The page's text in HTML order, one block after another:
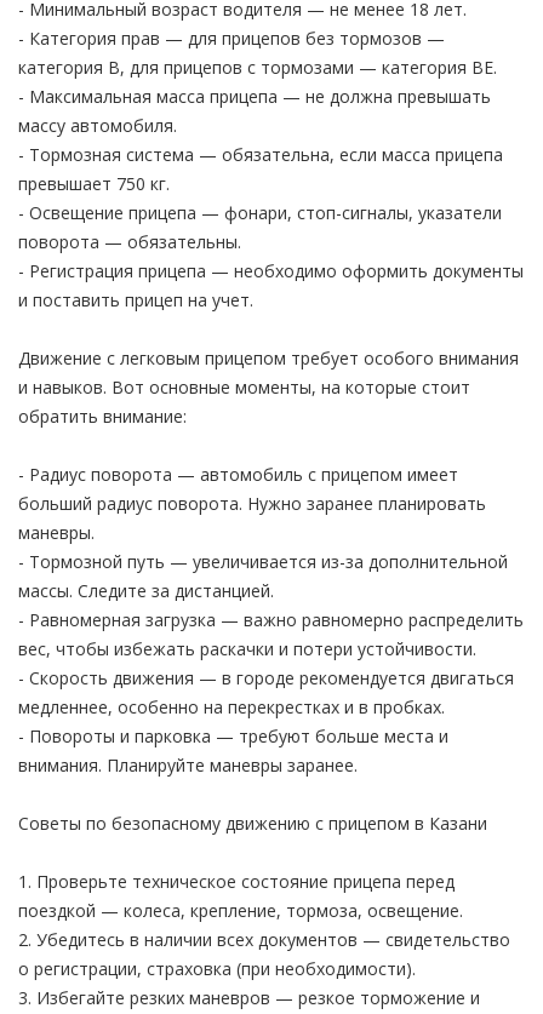
- Минимальный возраст водителя — не менее 18 лет.
- Категория прав — для прицепов без тормозов —
категория B, для прицепов с тормозами — категория BE.
- Максимальная масса прицепа — не должна превышать
массу автомобиля.
- Тормозная система — обязательна, если масса прицепа
превышает 750 кг.
- Освещение прицепа — фонари, стоп-сигналы, указатели
поворота — обязательны.
- Регистрация прицепа — необходимо оформить документы
и поставить прицеп на учет.
Движение с легковым прицепом требует особого внимания
и навыков. Вот основные моменты, на которые стоит
обратить внимание:
- Радиус поворота — автомобиль с прицепом имеет
больший радиус поворота. Нужно заранее планировать
маневры.
- Тормозной путь — увеличивается из-за дополнительной
массы. Следите за дистанцией.
- Равномерная загрузка — важно равномерно распределить
вес, чтобы избежать раскачки и потери устойчивости.
- Скорость движения — в городе рекомендуется двигаться
медленнее, особенно на перекрестках и в пробках.
- Повороты и парковка — требуют больше места и
внимания. Планируйте маневры заранее.
Советы по безопасному движению с прицепом в Казани
1. Проверьте техническое состояние прицепа перед
поездкой — колеса, крепление, тормоза, освещение.
2. Убедитесь в наличии всех документов — свидетельство
о регистрации, страховка (при необходимости).
3. Избегайте резких маневров — резкое торможение и